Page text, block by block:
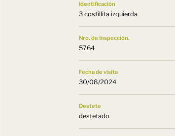
Identificación
3 costillita izquierda
Nro. de Inspección.
5764
Fecha de visita
30/08/2024
Destete
destetado